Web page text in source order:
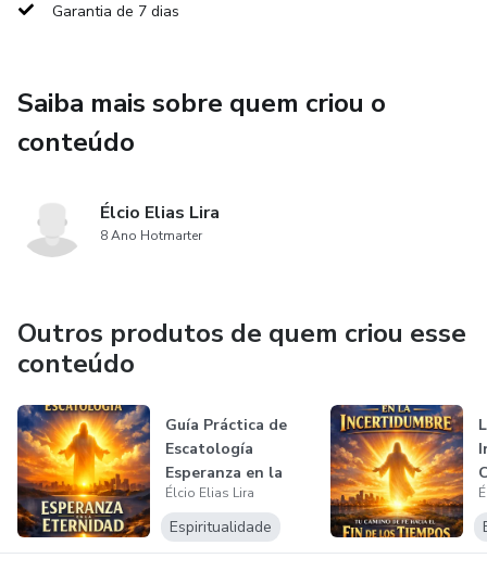
✔ Cómo evitar errores comunes en la interpretación
profética
✔ Cómo transmitir esperanza en lugar de temor
✔ Cómo enseñar escatología en iglesias, grupos o estudios
Este material es ideal para:
Pastores
Líderes de células
Maestros bíblicos
Garantia de 7 dias
Saiba mais sobre quem criou o
conteúdo
Élcio Elias Lira
8 Ano Hotmarter
Outros produtos de quem criou esse
conteúdo
Guía Práctica de
Escatología
Esperanza en la
Eternidad
Élcio Elias Lira
Espiritualidade